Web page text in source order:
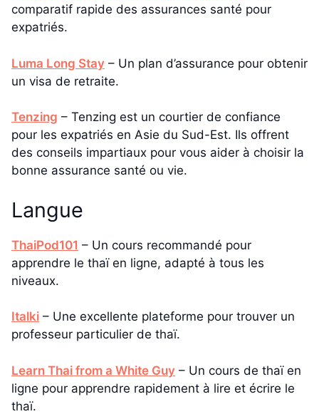
comparatif rapide des assurances santé pour
expatriés.
Luma Long Stay – Un plan d’assurance pour obtenir
un visa de retraite.
Tenzing – Tenzing est un courtier de confiance
pour les expatriés en Asie du Sud-Est. Ils offrent
des conseils impartiaux pour vous aider à choisir la
bonne assurance santé ou vie.
Langue
ThaiPod101 – Un cours recommandé pour
apprendre le thaï en ligne, adapté à tous les
niveaux.
Italki – Une excellente plateforme pour trouver un
professeur particulier de thaï.
Learn Thai from a White Guy – Un cours de thaï en
ligne pour apprendre rapidement à lire et écrire le
thaï.